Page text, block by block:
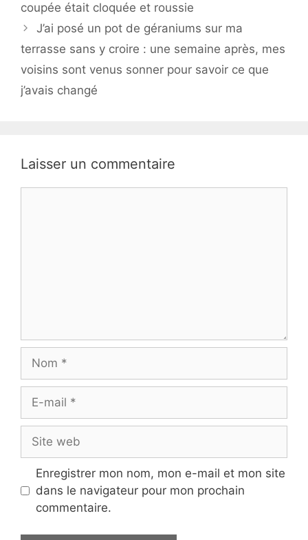
coupée était cloquée et roussie
J’ai posé un pot de géraniums sur ma
terrasse sans y croire : une semaine après, mes
voisins sont venus sonner pour savoir ce que
j’avais changé
Laisser un commentaire
Nom
Site
web
Enregistrer mon nom, mon e-mail et mon site
dans le navigateur pour mon prochain
commentaire.